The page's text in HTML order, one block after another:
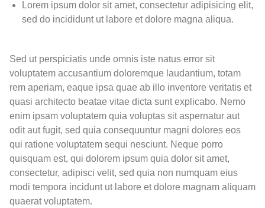
Lorem ipsum dolor sit amet, consectetur adipisicing elit,
sed do incididunt ut labore et dolore magna aliqua.
Sed ut perspiciatis unde omnis iste natus error sit
voluptatem accusantium doloremque laudantium, totam
rem aperiam, eaque ipsa quae ab illo inventore veritatis et
quasi architecto beatae vitae dicta sunt explicabo. Nemo
enim ipsam voluptatem quia voluptas sit aspernatur aut
odit aut fugit, sed quia consequuntur magni dolores eos
qui ratione voluptatem sequi nesciunt. Neque porro
quisquam est, qui dolorem ipsum quia dolor sit amet,
consectetur, adipisci velit, sed quia non numquam eius
modi tempora incidunt ut labore et dolore magnam aliquam
quaerat voluptatem.